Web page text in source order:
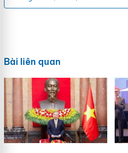
Bài liên quan